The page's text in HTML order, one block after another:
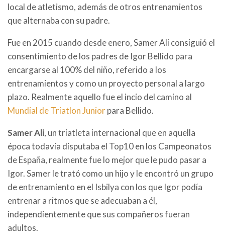
local de atletismo, además de otros entrenamientos
que alternaba con su padre.
Fue en 2015 cuando desde enero, Samer Ali consiguió el
consentimiento de los padres de Igor Bellido para
encargarse al 100% del niño, referido a los
entrenamientos y como un proyecto personal a largo
plazo. Realmente aquello fue el incio del camino al
Mundial de Triatlon Juniorpara Bellido.
Samer Ali, un triatleta internacional que en aquella
época todavía disputaba el Top10 en los Campeonatos
de España, realmente fue lo mejor que le pudo pasar a
Igor. Samer le trató como un hijo y le encontró un grupo
de entrenamiento en el Isbilya con los que Igor podía
entrenar a ritmos que se adecuaban a él,
independientemente que sus compañeros fueran
adultos.